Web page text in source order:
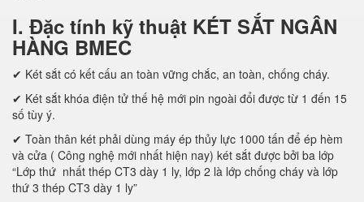
I. Đặc tính kỹ thuật KÉT SẮT NGÂN
HÀNG BMEC
✔ Két sắt có kết cấu an toàn vững chắc, an toàn, chống cháy.
✔ Két sắt khóa điện tử thế hệ mới pin ngoài đổi được từ 1 đến 15
số tùy ý.
✔ Toàn thân két phải dùng máy ép thủy lực 1000 tấn để ép hèm
và cửa ( Công nghệ mới nhất hiện nay) két sắt được bởi ba lớp
“Lớp thứ nhất thép CT3 dày 1 ly, lớp 2 là lớp chống cháy và lớp
thứ 3 thép CT3 dày 1 ly”